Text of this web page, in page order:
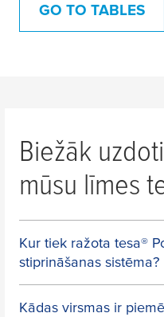
GO TO TABLES
Biežāk
mūsu līmes
Kur tiek ražota tesa®
stiprināšanas sistēma?
Kādas virsmas ir